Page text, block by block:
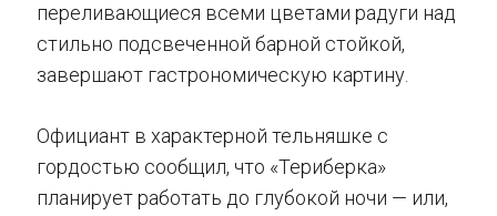
переливающиеся всеми цветами радуги над
стильно подсвеченной барной стойкой,
завершают гастрономическую картину.
Официант в характерной тельняшке с
гордостью сообщил, что «Териберка»
планирует работать до глубокой ночи — или,